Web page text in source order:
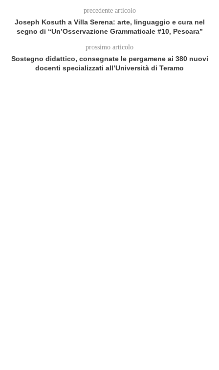
precedente articolo
Joseph Kosuth a Villa Serena: arte, linguaggio e cura nel
segno di “Un’Osservazione Grammaticale #10, Pescara”
prossimo articolo
Sostegno didattico, consegnate le pergamene ai 380 nuovi
docenti specializzati all’Università di Teramo